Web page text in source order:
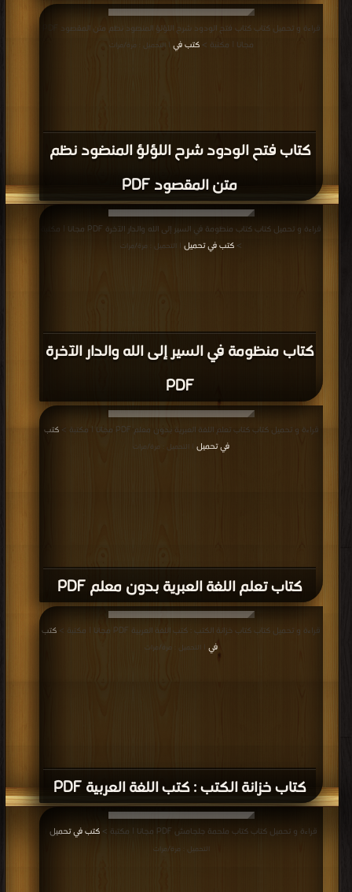
كتاب فتح الودود شرح اللؤلؤ المنضود نظم
متن المقصود PDF
مجانا | مكتبة >كتب في | التحميل : مرة/مرات
كتاب منظومة في السير إلى الله والدار الآخرة
PDF
قراءة و تحميل كتاب كتاب منظومة في السير إلى الله والدار الآخرة PDF مجانا | مكتبة
> كتب في تحميل | التحميل : مرة/مرات
كتاب تعلم اللغة العبرية بدون معلم PDF
قراءة و تحميل كتاب كتاب تعلم اللغة العبرية بدون معلم PDF مجانا | مكتبة >
كتب
في تحميل
| التحميل : مرة/مرات
كتاب خزانة الكتب : كتب اللغة العربية PDF
قراءة و تحميل كتاب كتاب خزانة الكتب : كتب اللغة العربية PDF مجانا | مكتبة >
كتب
في
| التحميل : مرة/مرات
قراءة و تحميل كتاب كتاب ملحمة جلجامش PDF مجانا | مكتبة > كتب في تحميل
التحميل : مرة/مرات